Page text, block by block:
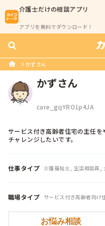
介護士だけの相談アプリ
アプリを無料でダウンロード！
かずさん
かずさん
care_gqYRO1p4JA
サービス付き高齢者住宅の主任
チャレンジしたいです。
仕事タイプ 介護福祉士, 生活相談員,
職場タイプ サービス付き高齢者向け
お悩み相談